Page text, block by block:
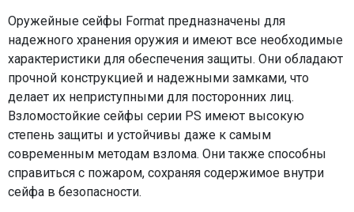
Оружейные сейфы Format предназначены для
надежного хранения оружия и имеют все необходимые
характеристики для обеспечения защиты. Они обладают
прочной конструкцией и надежными замками, что
делает их неприступными для посторонних лиц.
Взломостойкие сейфы серии PS имеют высокую
степень защиты и устойчивы даже к самым
современным методам взлома. Они также способны
справиться с пожаром, сохраняя содержимое внутри
сейфа в безопасности.